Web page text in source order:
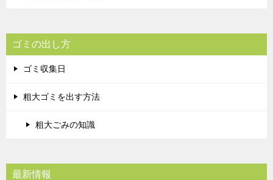
ゴミの出し方
ゴミ収集日
粗大ゴミを出す方法
粗大ごみの知識
最新情報